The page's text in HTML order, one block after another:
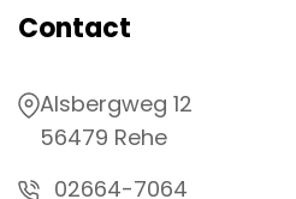
Contact
Alsbergweg 12
56479 Rehe
02664-7064